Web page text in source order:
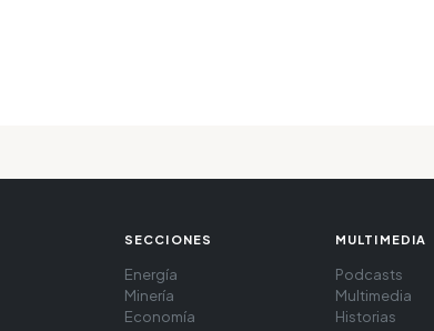
SECCIONES
Energía
Minería
Economía
MULTIMEDIA
Podcasts
Multimedia
Historias